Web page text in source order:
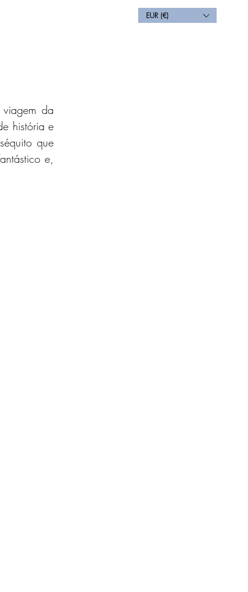
EUR (€)
da
história e
que
e,